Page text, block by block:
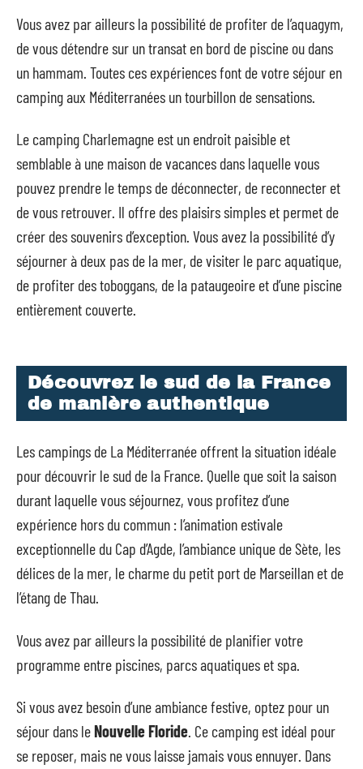
Vous avez par ailleurs la possibilité de profiter de l’aquagym,
de vous détendre sur un transat en bord de piscine ou dans
un hammam. Toutes ces expériences font de votre séjour en
camping aux Méditerranées un tourbillon de sensations.
Le camping Charlemagne est un endroit paisible et
semblable à une maison de vacances dans laquelle vous
pouvez prendre le temps de déconnecter, de reconnecter et
de vous retrouver. Il offre des plaisirs simples et permet de
créer des souvenirs d’exception. Vous avez la possibilité d’y
séjourner à deux pas de la mer, de visiter le parc aquatique,
de profiter des toboggans, de la pataugeoire et d’une piscine
entièrement couverte.
Découvrez le sud de la France
de manière authentique
Les campings de La Méditerranée offrent la situation idéale
pour découvrir le sud de la France. Quelle que soit la saison
durant laquelle vous séjournez, vous profitez d’une
expérience hors du commun : l’animation estivale
exceptionnelle du Cap d’Agde, l’ambiance unique de Sète, les
délices de la mer, le charme du petit port de Marseillan et de
l’étang de Thau.
Vous avez par ailleurs la possibilité de planifier votre
programme entre piscines, parcs aquatiques et spa.
Si vous avez besoin d’une ambiance festive, optez pour un
séjour dans leNouvelle Floride. Ce camping est idéal pour
se reposer, mais ne vous laisse jamais vous ennuyer. Dans